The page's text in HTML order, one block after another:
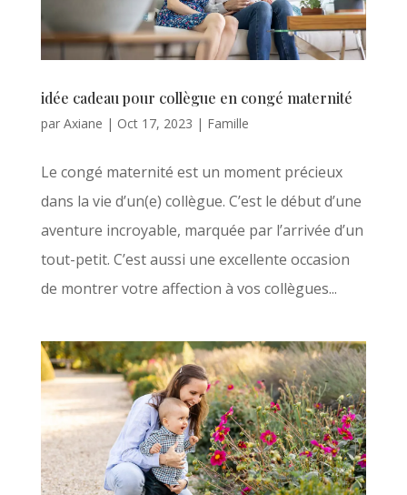
idée cadeau pour collègue en congé maternité
par Axiane | Oct 17, 2023 | Famille
Le congé maternité est un moment précieux
dans la vie d’un(e) collègue. C’est le début d’une
aventure incroyable, marquée par l’arrivée d’un
tout-petit. C’est aussi une excellente occasion
de montrer votre affection à vos collègues...